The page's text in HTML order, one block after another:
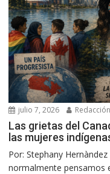
julio 7, 2026 Redacción
Las grietas del
las mujeres
Por: Stephany
normalmente pensamos